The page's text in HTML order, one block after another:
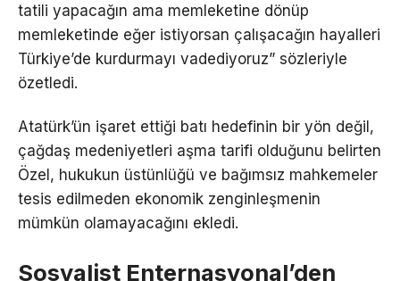
tatili yapacağın ama memleketine dönüp
memleketinde eğer istiyorsan çalışacağın hayalleri
Türkiye’de kurdurmayı vadediyoruz” sözleriyle
özetledi.
Atatürk’ün işaret ettiği batı hedefinin bir yön değil,
çağdaş medeniyetleri aşma tarifi olduğunu belirten
Özel, hukukun üstünlüğü ve bağımsız mahkemeler
tesis edilmeden ekonomik zenginleşmenin
mümkün olamayacağını ekledi.
Sosyalist Enternasyonal’den